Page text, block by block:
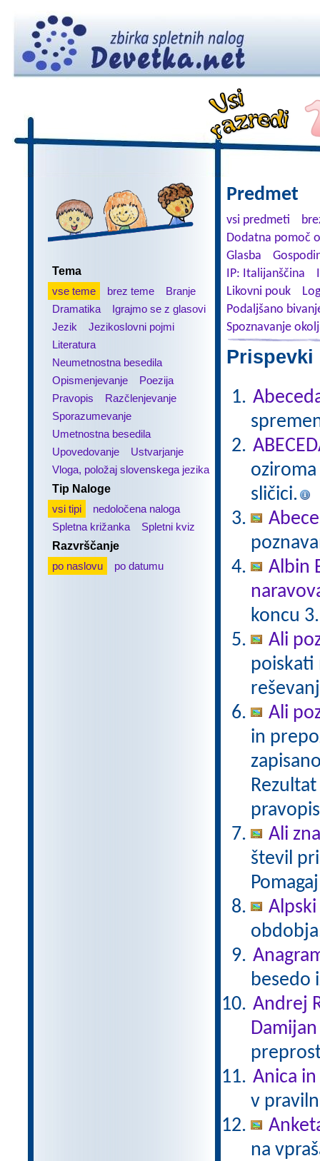
Tema
vse teme
brez teme
Branje
Dramatika
Igrajmo se z glasovi
Jezik
Jezikoslovni pojmi
Literatura
Neumetnostna besedila
Opismenjevanje
Poezija
Pravopis
Razčlenjevanje
Sporazumevanje
Umetnostna besedila
Upovedovanje
Ustvarjanje
Vloga, položaj slovenskega jezika
Tip Naloge
vsi tipi
nedoločena naloga
Spletna križanka
Spletni kviz
Razvrščanje
po naslovu
po datumu
Predmet
vsi predmeti
Dodatna pomoč
Glasba
IP: Italijanščina
Likovni pouk
Podaljšano
Spoznavanje
Prispevki
sličici.
Albin
koncu
Ali
poiskati
Ali
in
Ali
števil
Alpski
besedo
Andrej
Anica
v
na